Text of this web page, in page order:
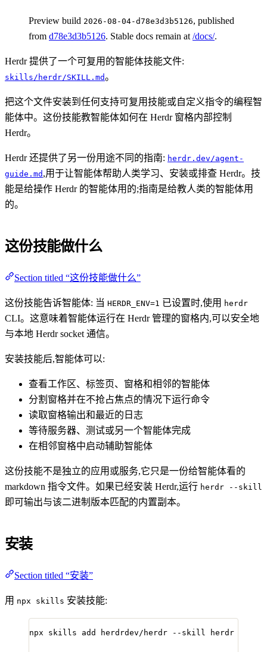
Preview build 2026-08-04-d78e3d3b5126, published
from d78e3d3b5126. Stable docs remain at /docs/.
Herdr 提供了一个可复用的智能体技能文件:
skills/herdr/SKILL.md。
把这个文件安装到任何支持可复用技能或自定义指令的编程智
能体中。这份技能教智能体如何在 Herdr 窗格内部控制
Herdr。
Herdr 还提供了另一份用途不同的指南: herdr.dev/agent-
guide.md ,用于让智能体帮助人类学习、安装或排查 Herdr。技
能是给操作 Herdr 的智能体用的;指南是给教人类的智能体用
的。
这份技能做什么
Section titled “这份技能做什么”
这份技能告诉智能体: 当 HERDR_ENV=1 已设置时,使用 herdr
CLI。这意味着智能体运行在 Herdr 管理的窗格内,可以安全地
与本地 Herdr socket 通信。
安装技能后,智能体可以:
查看工作区、标签页、窗格和相邻的智能体
分割窗格并在不抢占焦点的情况下运行命令
读取窗格输出和最近的日志
等待服务器、测试或另一个智能体完成
在相邻窗格中启动辅助智能体
这份技能不是独立的应用或服务,它只是一份给智能体看的
markdown 指令文件。如果已经安装 Herdr,运行 herdr --skill
即可输出与该二进制版本匹配的内置副本。
安装
Section titled “安装”
用 npx skills 安装技能:
npx skills add herdrdev/herdr --skill herdr